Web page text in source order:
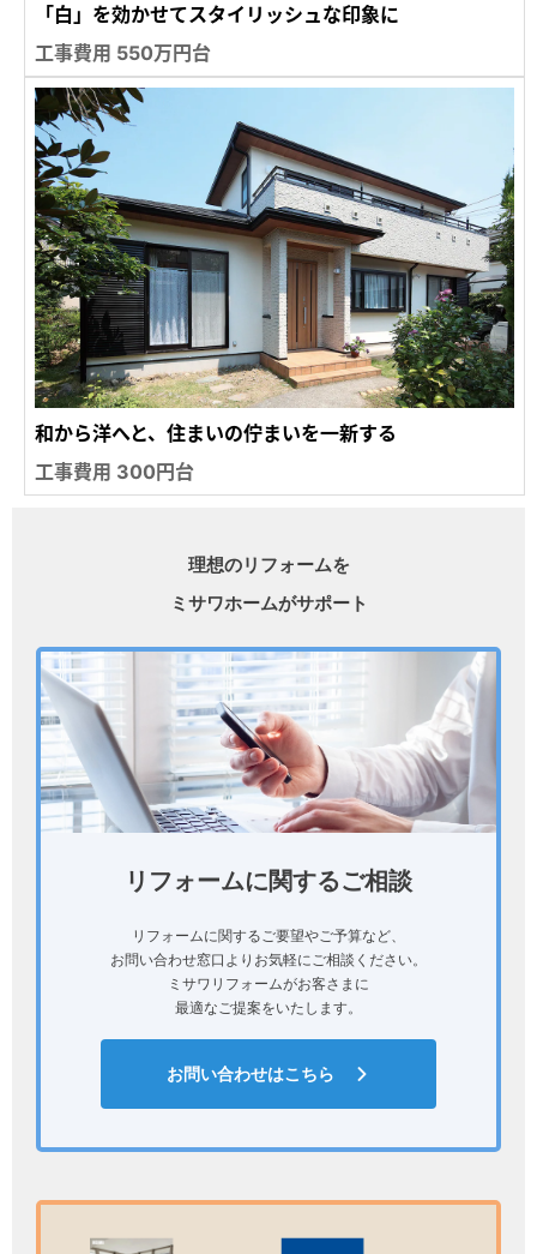
「白」を効かせてスタイリッシュな印象に
工事費用 550万円台
和から洋へと、住まいの佇まいを一新する
工事費用 300円台
理想のリフォームを
ミサワホームがサポート
リフォームに関するご相談
リフォームに関するご要望やご予算など、
お問い合わせ窓口よりお気軽にご相談ください。
ミサワリフォームがお客さまに
最適なご提案をいたします。
お問い合わせはこちら